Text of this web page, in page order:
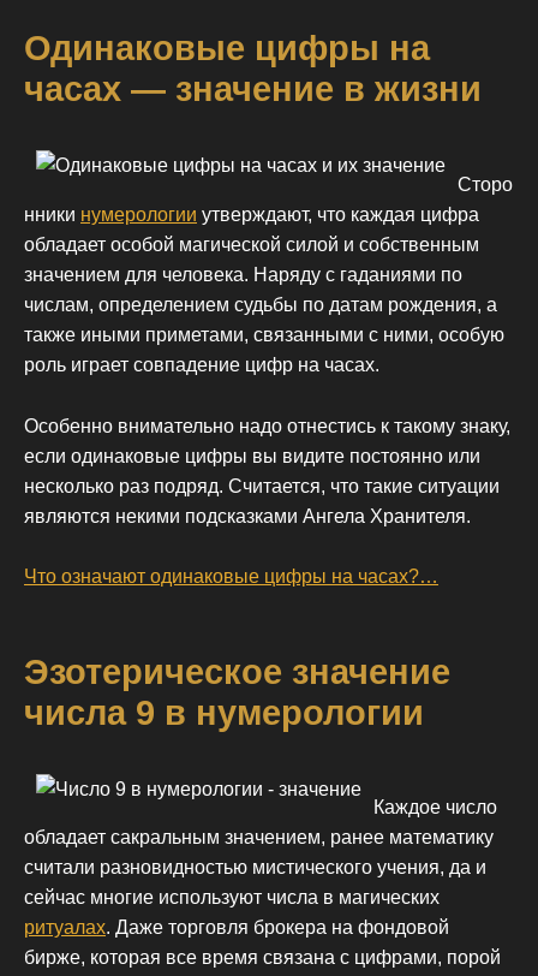
Одинаковые цифры на
часах — значение в жизни
Сторо
нники нумерологии утверждают, что каждая цифра
обладает особой магической силой и собственным
значением для человека. Наряду с гаданиями по
числам, определением судьбы по датам рождения, а
также иными приметами, связанными с ними, особую
роль играет совпадение цифр на часах.
Особенно внимательно надо отнестись к такому знаку,
если одинаковые цифры вы видите постоянно или
несколько раз подряд. Считается, что такие ситуации
являются некими подсказками Ангела Хранителя.
Что означают одинаковые цифры на часах?…
Эзотерическое значение
числа 9 в нумерологии
Каждое число
обладает сакральным значением, ранее математику
считали разновидностью мистического учения, да и
сейчас многие используют числа в магических
ритуалах. Даже торговля брокера на фондовой
бирже, которая все время связана с цифрами, порой